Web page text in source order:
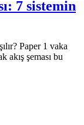
7 sistemin
Paper 1 vaka
akış şeması bu